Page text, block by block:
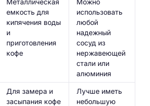
емкость для
кипячения воды
и
приготовления
кофе
использовать
любой
надежный
сосуд из
нержавеющей
стали или
алюминия
Для замера и
засыпания кофе
Лучше иметь
небольшую